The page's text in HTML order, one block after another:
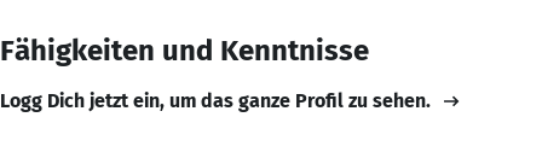
Fähigkeiten und Kenntnisse
Logg Dich jetzt ein, um das ganze Profil zu sehen.